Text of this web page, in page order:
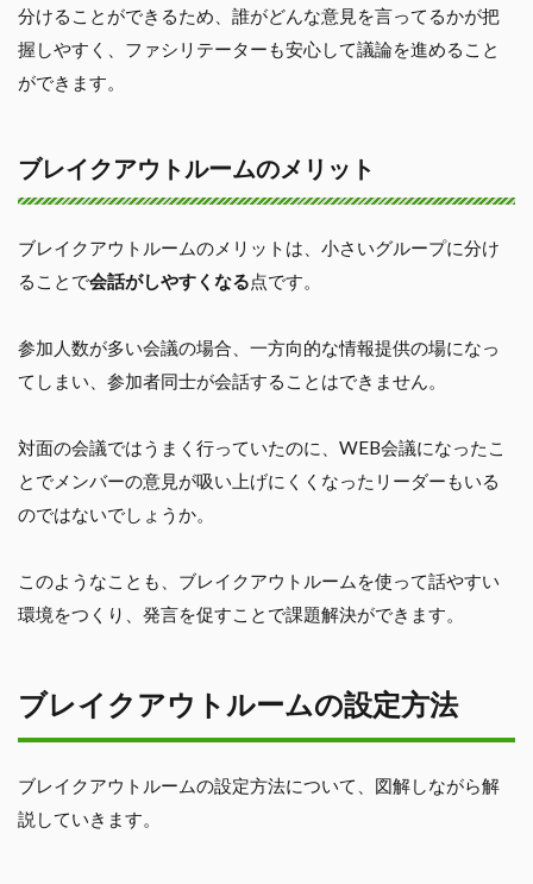
分けることができるため、誰がどんな意見を言ってるかが把
握しやすく、ファシリテーターも安心して議論を進めること
ができます。
ブレイクアウトルームのメリット
ブレイクアウトルームのメリットは、小さいグループに分け
ることで会話がしやすくなる点です。
参加人数が多い会議の場合、一方向的な情報提供の場になっ
てしまい、参加者同士が会話することはできません。
対面の会議ではうまく行っていたのに、WEB会議になったこ
とでメンバーの意見が吸い上げにくくなったリーダーもいる
のではないでしょうか。
このようなことも、ブレイクアウトルームを使って話やすい
環境をつくり、発言を促すことで課題解決ができます。
ブレイクアウトルームの設定方法
ブレイクアウトルームの設定方法について、図解しながら解
説していきます。